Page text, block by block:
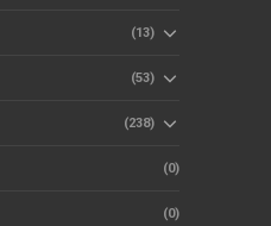
(13)
(53)
(238)
(0)
(0)